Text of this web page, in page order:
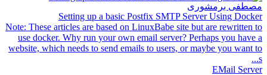
مصطفی برمشوری
Setting up a basic Postfix SMTP Server Using Docker
Note: These articles are based on LinuxBabe site but are rewritten to
use docker. Why run your own email server? Perhaps you have a
website, which needs to send emails to users, or maybe you want to
s...
EMail Server